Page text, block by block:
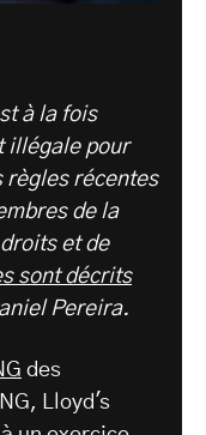
à la fois
illégale pour
règles récentes
de la
et de
sont décrits
Pereira.
des
Lloyd's